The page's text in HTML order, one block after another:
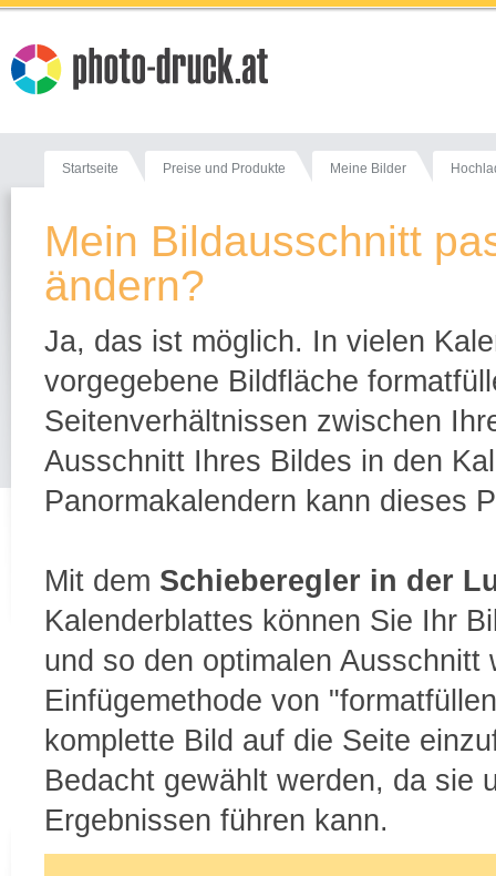
Startseite Preise und Produkte Meine Bilder
Mein Bildausschnitt
ändern?
Ja, das ist möglich. In vielen
vorgegebene Bildfläche
Seitenverhältnissen zwischen
Ausschnitt Ihres Bildes in den
Panormakalendern kann dieses
Mit dem Schieberegler in der
Kalenderblattes können Sie Ihr
und so den optimalen
Einfügemethode von
komplette Bild auf die Seite
Bedacht gewählt werden, da sie
Ergebnissen führen kann.